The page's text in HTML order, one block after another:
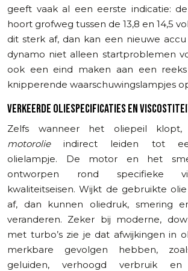
geeft vaak al een eerste indicatie:
hoort grofweg tussen de 13,8 en 14,5
dit sterk af, dan kan een nieuwe
dynamo niet alleen startproblemen
ook een eind maken aan een reeks
knipperende waarschuwingslampjes
VERKEERDE OLIESPECIFICATIES EN
Zelfs wanneer het oliepeil
motorolieindirect leiden tot
olielampje. De motor en het
ontworpen rond specifieke
kwaliteitseisen. Wijkt de gebruikte
af, dan kunnen oliedruk, smering
veranderen. Zeker bij moderne,
met turbo’s zie je dat afwijkingen in
merkbare gevolgen hebben,
geluiden, verhoogd verbruik